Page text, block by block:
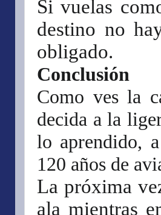
Si vuelas
destino no
obligado.
Conclusión
Como ves la
decida a la
lo aprendido,
120 años de
La próxima
ala mientras